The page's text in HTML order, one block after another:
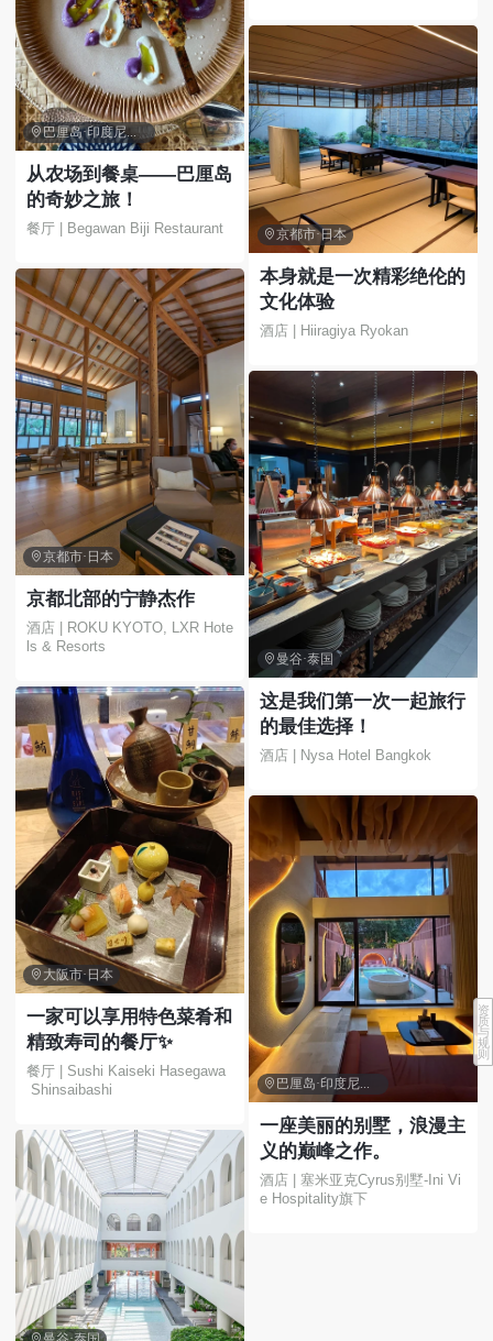

从农场到餐桌——巴厘岛
的奇妙之旅！
餐厅 | Begawan Biji Restaurant
京都市·日本
京都北部的宁静杰作
酒店 | ROKU KYOTO, LXR Hote
ls & Resorts
京都市·日本
本身就是一次精彩绝伦的
文化体验
酒店 | Hiiragiya Ryokan
 大阪市·日本
一家可以享用特色菜肴和
精致寿司的餐厅✨
餐厅 | Sushi Kaiseki Hasegawa
Shinsaibashi
 曼谷·泰国
这是我们第一次一起旅行
的最佳选择！
酒店 | Nysa Hotel Bangkok
曼谷·泰国

一座美丽的别墅，浪漫主
义的巅峰之作。
酒店 | 塞米亚克Cyrus别墅-Ini Vi
e Hospitality旗下
资
质
与
规
则